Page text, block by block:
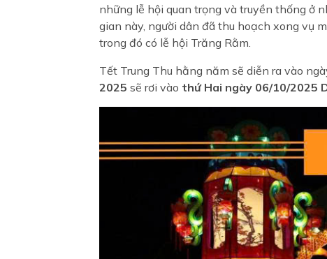
những lễ hội quan trọng và truyền thống ở
gian này, người dân đã thu hoạch xong vụ
trong đó có lễ hội Trăng Rằm.
Tết Trung Thu hằng năm sẽ diễn ra vào
2025 sẽ rơi vào thứ Hai ngày 06/10/2025